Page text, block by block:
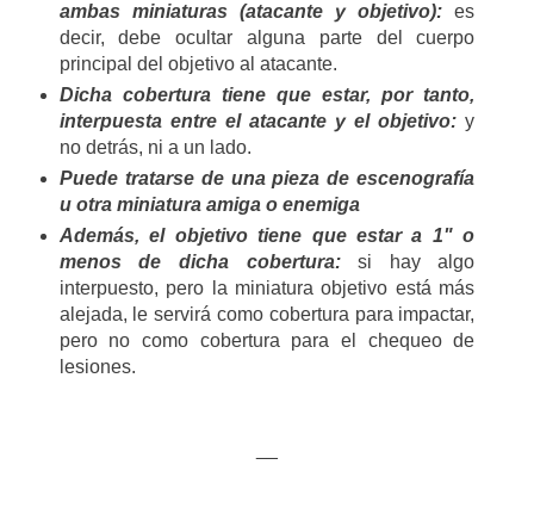
ambas miniaturas (atacante y objetivo): es
decir, debe ocultar alguna parte del cuerpo
principal del objetivo al atacante.
Dicha cobertura tiene que estar, por tanto,
interpuesta entre el atacante y el objetivo:y
no detrás, ni a un lado.
Puede tratarse de una pieza de escenografía
u otra miniatura amiga o enemiga
Además, el objetivo tiene que estar a 1" o
menos de dicha cobertura:si hay algo
interpuesto, pero la miniatura objetivo está más
alejada, le servirá como cobertura para impactar,
pero no como cobertura para el chequeo de
lesiones.